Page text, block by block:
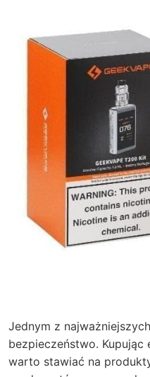
Jednym z
bezpieczeństwo. Kupując
warto stawiać na